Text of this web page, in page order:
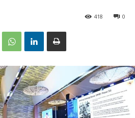
0
418